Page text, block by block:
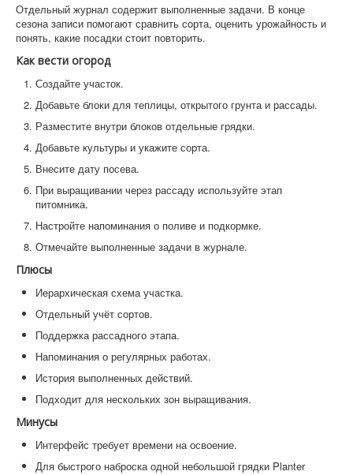
Отдельный журнал содержит выполненные задачи. В конце
сезона записи помогают сравнить сорта, оценить урожайность и
понять, какие посадки стоит повторить.
Как вести огород
Создайте участок.
Добавьте блоки для теплицы, открытого грунта и рассады.
Разместите внутри блоков отдельные грядки.
Добавьте культуры и укажите сорта.
Внесите дату посева.
При выращивании через рассаду используйте этап
питомника.
Настройте напоминания о поливе и подкормке.
Отмечайте выполненные задачи в журнале.
Плюсы
Иерархическая схема участка.
Отдельный учёт сортов.
Поддержка рассадного этапа.
Напоминания о регулярных работах.
История выполненных действий.
Подходит для нескольких зон выращивания.
Минусы
Интерфейс требует времени на освоение.
Для быстрого наброска одной небольшой грядки Planter